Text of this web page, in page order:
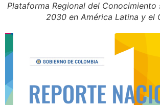
Plataforma Regional del Conocimiento
2030 en América Latina y el